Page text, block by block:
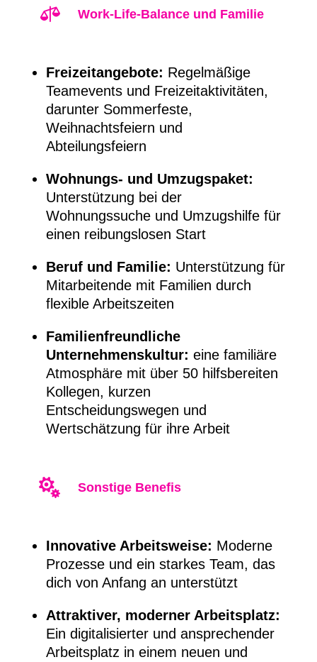
 Work-Life-Balance und Familie
Freizeitangebote: Regelmäßige
Teamevents und Freizeitaktivitäten,
darunter Sommerfeste,
Weihnachtsfeiern und
Abteilungsfeiern
Wohnungs- und Umzugspaket:
Unterstützung bei der
Wohnungssuche und Umzugshilfe für
einen reibungslosen Start
Beruf und Familie: Unterstützung für
Mitarbeitende mit Familien durch
flexible Arbeitszeiten
Familienfreundliche
Unternehmenskultur: eine familiäre
Atmosphäre mit über 50 hilfsbereiten
Kollegen, kurzen
Entscheidungswegen und
Wertschätzung für ihre Arbeit
 Sonstige Benefis
Innovative Arbeitsweise: Moderne
Prozesse und ein starkes Team, das
dich von Anfang an unterstützt
Attraktiver, moderner Arbeitsplatz:
Ein digitalisierter und ansprechender
Arbeitsplatz in einem neuen und